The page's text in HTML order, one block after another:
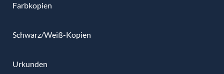
Farbkopien
Schwarz/Weiß-Kopien
Urkunden